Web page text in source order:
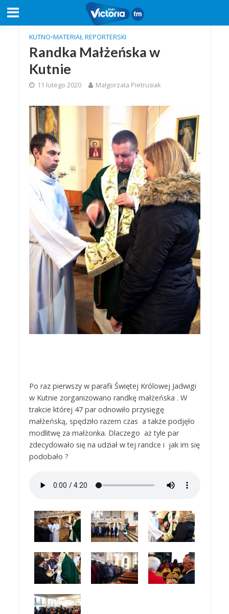
KUTNO•MATERIAŁ REPORTERSKI
Randka Małżeńska w
Kutnie
11 lutego 2020 Małgorzata Pietrusiak
Po raz pierwszy w parafii Świętej Królowej Jadwigi
w Kutnie zorganizowano randkę małżeńska . W
trakcie której 47 par odnowiło przysięgę
małżeńską, spędziło razem czas a także podjęło
modlitwę za małżonka. Dlaczego aż tyle par
zdecydowało się na udział w tej randce i jak im się
podobało ?